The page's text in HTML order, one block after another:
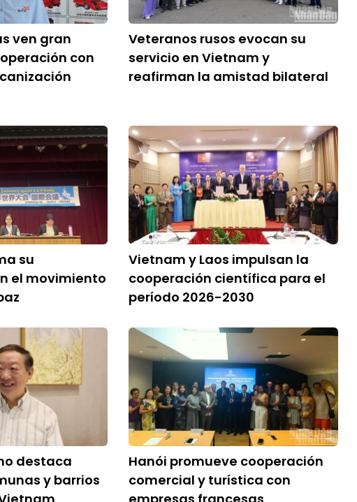
ven gran
con
Veteranos rusos evocan su
servicio en Vietnam y
reafirman la amistad bilateral
su
el movimiento
Vietnam y Laos impulsan la
cooperación científica para el
período 2026-2030
destaca
y barrios
Hanói promueve cooperación
comercial y turística con